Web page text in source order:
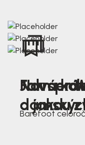
Nová
Jak
a jakou
Farmer
Barefoot